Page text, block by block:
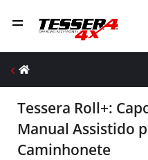
Tessera Roll+:
Manual Assistido
Caminhonete